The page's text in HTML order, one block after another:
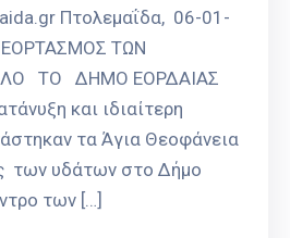
Πτολεμαΐδα, 06-01-
ΤΩΝ
ΤΟ ΔΗΜΟ ΕΟΡΔΑΙΑΣ
και ιδιαίτερη
τα Άγια Θεοφάνεια
των υδάτων στο Δήμο
των […]